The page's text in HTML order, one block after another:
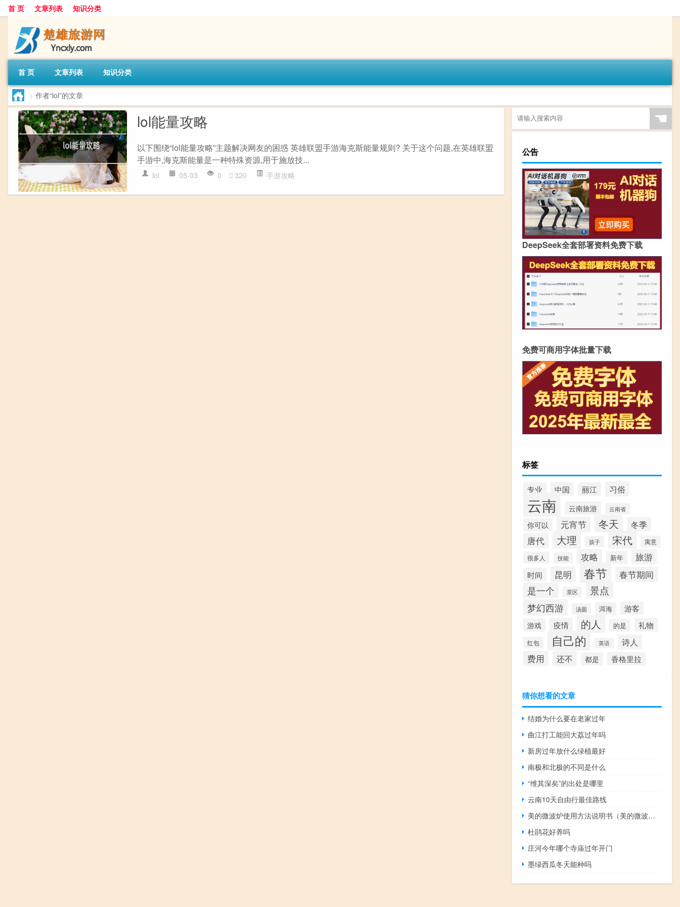
首 页 文章列表 知识分类
首 页 文章列表 知识分类
> 作者“lol”的文章
lol能量攻略
以下围绕“lol能量攻略”主题解决网友的困惑 英雄联盟手游海克斯能量规则? 关于这个问题,在英雄联盟
手游中,海克斯能量是一种特殊资源,用于施放技...
lol 05-03 0 320 手游攻略
☚
公告
DeepSeek全套部署资料免费下载
免费可商用字体批量下载
标签
专业 中国 丽江 习俗
云南 云南旅游 云南省
你可以 元宵节 冬天 冬季
唐代 大理 孩子 宋代 寓意
很多人 技能 攻略 新年 旅游
时间 昆明 春节 春节期间
是一个 景区 景点
梦幻西游 汤圆 洱海 游客
游戏 疫情 的人 的是 礼物
红包 自己的 英语 诗人
费用 还不 都是 香格里拉
猜你想看的文章
结婚为什么要在老家过年
曲江打工能回大荔过年吗
新房过年放什么绿植最好
南极和北极的不同是什么
“维其深矣”的出处是哪里
云南10天自由行最佳路线
美的微波炉使用方法说明书（美的微波炉使用方法）
杜鹃花好养吗
庄河今年哪个寺庙过年开门
墨绿西瓜冬天能种吗